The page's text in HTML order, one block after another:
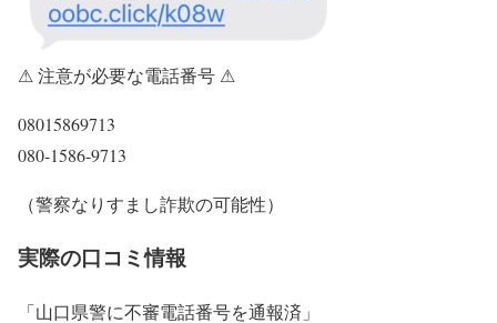
⚠ 注意が必要な電話番号 ⚠
08015869713
080-1586-9713
（警察なりすまし詐欺の可能性）
実際の口コミ情報
「山口県警に不審電話番号を通報済」